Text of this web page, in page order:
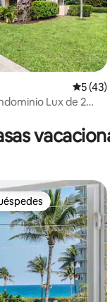
reseñas
5 (43)
Lux de 2
preferido